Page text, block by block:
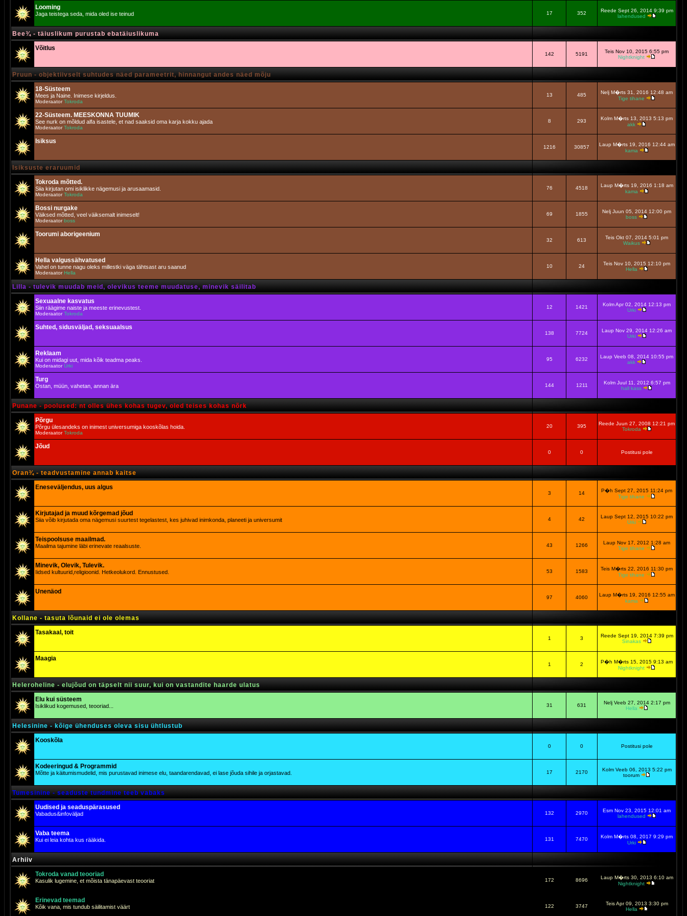
Looming
Jaga teistega seda, mida oled ise teinud 17 352
Reede Sept 26, 2014 9:39 pm
lahendused
Bee¾ - täiuslikum purustab ebatäiuslikuma
Võitlus
142 5191
Teis Nov 10, 2015 6:55 pm
Nightknight
Pruun - objektiivselt suhtudes näed parameetrit, hinnangut andes näed mõju
18-Süsteem
Mees ja Naine. Inimese kirjeldus.
ModeraatorTokroda
13 485
Nelj M�rts 31, 2016 12:48 am
Tige tihane
22-Süsteem. MEESKONNA TUUMIK
See nurk on mõldud alfa isastele, et nad saaksid oma karja kokku ajada
ModeraatorTokroda
8 293
Kolm M�rts 13, 2013 5:13 pm
akk
Isiksus
1216 30857
Laup M�rts 19, 2016 12:44 am
kama
Isiksuste eraruumid
Tokroda mõtted.
Siia kirjutan omi isiklikke nägemusi ja arusaamasid.
ModeraatorTokroda
76 4518
Laup M�rts 19, 2016 1:18 am
kama
Bossi nurgake
Väiksed mõtted, veel väiksemalt inimeselt!
Moderaatorboss
69 1855
Nelj Juun 05, 2014 12:00 pm
boss
Toorumi aborigeenium
32 613
Teis Okt 07, 2014 5:01 pm
Waikus
Hella valgussähvatused
Vahel on tunne nagu oleks millestki väga tähtsast aru saanud
Moderaator Hella
10 24
Teis Nov 10, 2015 12:10 pm
Hella
Lilla - tulevik muudab meid, olevikus teeme muudatuse, minevik säilitab
Sexuaalne kasvatus
Siin räägime naiste ja meeste erinevustest.
ModeraatorTokroda
12 1421
Kolm Apr 02, 2014 12:13 pm
Urki
Suhted, sidusväljad, seksuaalsus
138 7724
Laup Nov 29, 2014 12:26 am
Urki
Reklaam
Kui on midagi uut, mida kõik teadma peaks.
ModeraatorUrki
95 6232
Laup Veeb 08, 2014 10:55 pm
akk
Turg
Ostan, müün, vahetan, annan ära 144 1211
Kolm Juul 11, 2012 6:57 pm
hall kass
Punane - poolused: nt olles ühes kohas tugev, oled teises kohas nõrk
Põrgu
Põrgu ülesandeks on inimest universumiga kooskõlas hoida.
ModeraatorTokroda
20 395
Reede Juun 27, 2008 12:21 pm
Tokroda
Jõud
0 0 Postitusi pole
Oran¾ - teadvustamine annab kaitse
Eneseväljendus, uus algus
3 14
P�h Sept 27, 2015 11:24 pm
Tige tihane
Kirjutajad ja muud kõrgemad jõud
Siia võib kirjutada oma nägemusi suurtest tegelastest, kes juhivad inimkonda, planeeti ja universumit 4 42
Laup Sept 12, 2015 10:22 pm
Urki
Teispoolsuse maailmad.
Maailma tajumine läbi erinevate reaalsuste. 43 1266
Laup Nov 17, 2012 1:28 am
Tige tihane
Minevik, Olevik, Tulevik.
Iidsed kultuurid,religioonid. Hetkeolukord. Ennustused. 53 1583
Teis M�rts 22, 2016 11:30 pm
Tige tihane
Unenäod
97 4060
Laup M�rts 19, 2016 12:55 am
kama
Kollane - tasuta lõunaid ei ole olemas
Tasakaal, toit
1 3
Reede Sept 19, 2014 7:39 pm
Sinakas
Maagia
1 2
P�h M�rts 15, 2015 9:13 am
Nightknight
Heleroheline - elujõud on täpselt nii suur, kui on vastandite haarde ulatus
Elu kui süsteem
Isiklikud kogemused, teooriad... 31 631
Nelj Veeb 27, 2014 2:17 pm
Hella
Helesinine - kõige ühenduses oleva sisu ühtlustub
Kooskõla
0 0 Postitusi pole
Kodeeringud & Programmid
Mõtte ja käitumismudelid, mis purustavad inimese elu, taandarendavad, ei lase jõuda sihile ja orjastavad. 17 2170
Kolm Veeb 06, 2013 5:22 pm
toorum
Tumesinine - seaduste tundmine teeb vabaks
Uudised ja seaduspärasused
Vabadus&infoväljad 132 2970
Esm Nov 23, 2015 12:01 am
lahendused
Vaba teema
Kui ei leia kohta kus rääkida. 131 7470
Kolm M�rts 08, 2017 9:29 pm
Urki
Arhiiv
Tokroda vanad teooriad
Kasulik lugemine, et mõista tänapäevast teooriat 172 8696
Laup M�rts 30, 2013 6:10 am
Nightknight
Erinevad teemad
Kõik vana, mis tundub säilitamist väärt 122 3747
Teis Apr 09, 2013 3:30 pm
Hella